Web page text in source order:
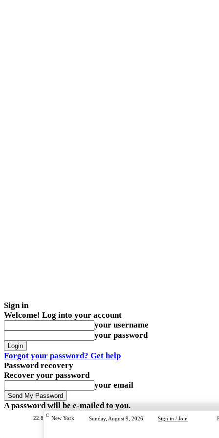
Sign in
Welcome! Log into your account
your username
your password
Forgot your password? Get help
Password recovery
Recover your password
your email
A password will be e-mailed to you.
22.8 C New York Sunday, August 9, 2026 Sign in / Join